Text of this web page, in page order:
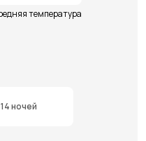
температура
14 ночей